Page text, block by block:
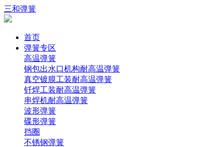
三和弹簧
首页
弹簧专区
高温弹簧
钢包出水口机构耐高温弹簧
真空镀膜工装耐高温弹簧
钎焊工装耐高温弹簧
串焊机耐高温弹簧
波形弹簧
碟形弹簧
挡圈
不锈钢弹簧